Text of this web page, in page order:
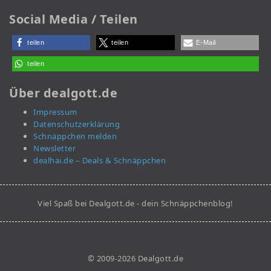
Social Media / Teilen
teilen teilen E-Mail
teilen
Über dealgott.de
Impressum
Datenschutzerklärung
Schnäppchen melden
Newsletter
dealhai.de – Deals & Schnäppchen
Viel Spaß bei Dealgott.de - dein Schnäppchenblog!
© 2009-2026 Dealgott.de